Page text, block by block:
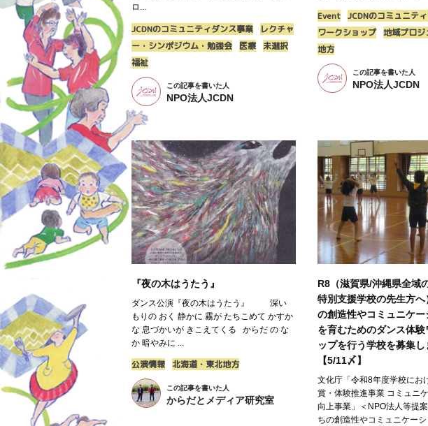
ロ...
JCDNのコミュニティダンス事業
レクチャ
ー・シンポジウム・勉強会
医療 未選択
福祉
この記事を書いた人
NPO法人JCDN
Event
JCDNのコミュニテ
ワークショップ 地域プロジ
地方
この記事を書いた人
NPO法人JCDN
『夜の木はうたう』
ダンス公演『夜の木はうたう』 深い
もりの おく 静かに 霧が たちこめて かすか
な 息づかいが きこえてくる からだ の な
か 暗やみに ...
公演情報 北海道・東北地方
この記事を書いた人
からだとメディア研究室
R8（滋賀県/沖縄県全域
特別支援学校の先生方へ
の創造性やコミュニケー
を育むためのダンス体験
ップを行う学校を募集し
【5/11〆】
文化庁「令和8年度学校にお
賞・体験推進事業 コミュニ
向上事業」＜NPO法人等提
ちの創造性やコミュニケー